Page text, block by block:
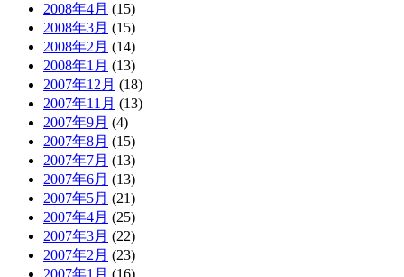
2008年4月 (15)
2008年3月 (15)
2008年2月 (14)
2008年1月 (13)
2007年12月 (18)
2007年11月 (13)
2007年9月 (4)
2007年8月 (15)
2007年7月 (13)
2007年6月 (13)
2007年5月 (21)
2007年4月 (25)
2007年3月 (22)
2007年2月 (23)